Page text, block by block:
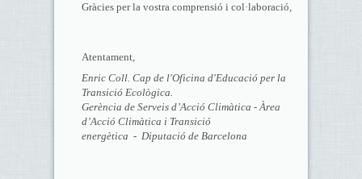
Gràcies per la vostra comprensió i col·laboració,
Atentament,
Enric Coll. Cap de l'Oficina d'Educació per la
Transició Ecològica.
Gerència de Serveis d’Acció Climàtica - Àrea
d’Acció Climàtica i Transició
energètica - Diputació de Barcelona